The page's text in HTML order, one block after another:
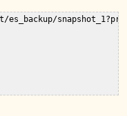
es_backup/